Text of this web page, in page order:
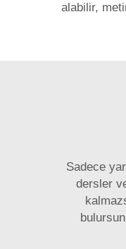
alabilir,
Sadece
dersler